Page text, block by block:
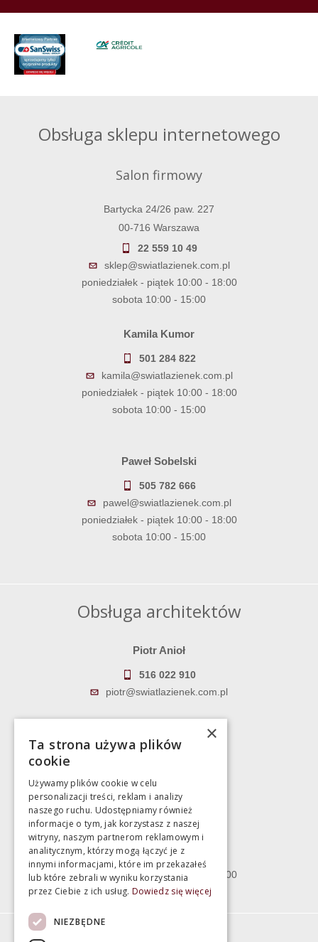
Obsługa sklepu internetowego
Salon firmowy
Bartycka 24/26 paw. 227
00-716 Warszawa
22 559 10 49
sklep@swiatlazienek.com.pl
poniedziałek - piątek 10:00 - 18:00
sobota 10:00 - 15:00
Kamila Kumor
501 284 822
kamila@swiatlazienek.com.pl
poniedziałek - piątek 10:00 - 18:00
sobota 10:00 - 15:00
Paweł Sobelski
505 782 666
pawel@swiatlazienek.com.pl
poniedziałek - piątek 10:00 - 18:00
sobota 10:00 - 15:00
Obsługa architektów
Piotr Anioł
516 022 910
piotr@swiatlazienek.com.pl
783 043 083
Magazyn
Bartycka 24/26 Hala 100
00-716 Warszawa
poniedziałek - piątek 10:00 - 18:00
sobota 10:00 - 15:00
×
Ta strona używa plików
cookie
Używamy plików cookie w celu
personalizacji treści, reklam i analizy
naszego ruchu. Udostępniamy również
informacje o tym, jak korzystasz z naszej
witryny, naszym partnerom reklamowym i
analitycznym, którzy mogą łączyć je z
innymi informacjami, które im przekazałeś
lub które zebrali w wyniku korzystania
przez Ciebie z ich usług. Dowiedz się więcej
NIEZBĘDNE